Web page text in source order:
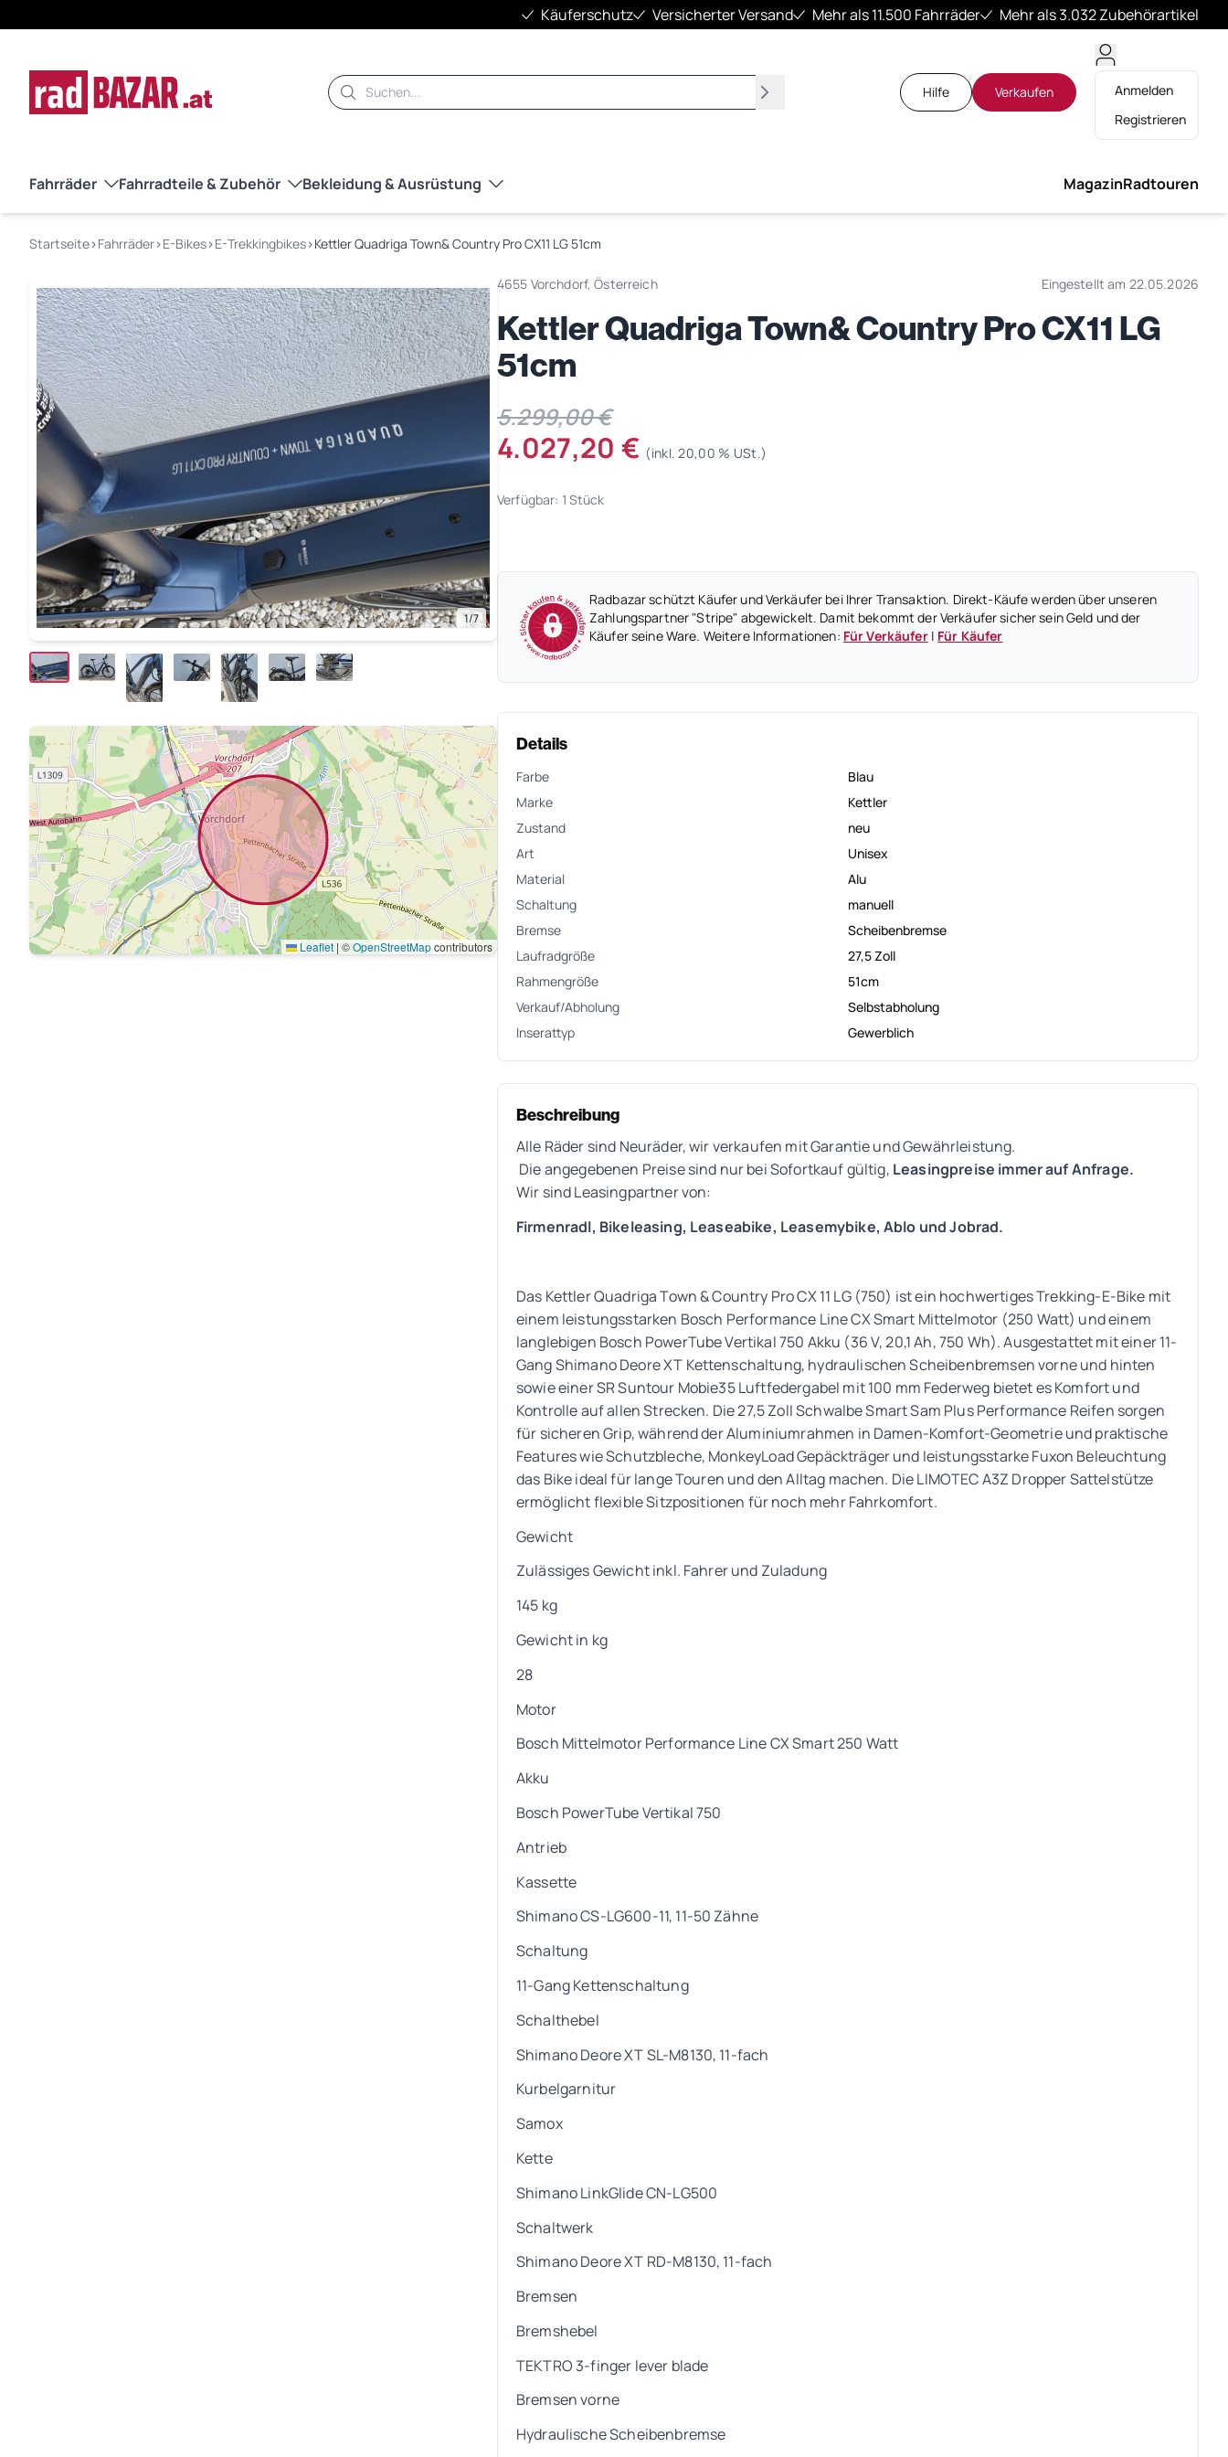
Käuferschutz Versicherter Versand Mehr als 11.500 Fahrräder Mehr als 3.032 Zubehörartikel
Suche
Suchen
Hilfe Verkaufen
Anmelden
Registrieren
Fahrräder Fahrradteile & Zubehör Bekleidung & Ausrüstung MagazinRadtouren
Startseite›Fahrräder›E-Bikes›E-Trekkingbikes›Kettler Quadriga Town& Country Pro CX11 LG 51cm
1/7
Leaflet |©OpenStreetMapcontributors
4655 Vorchdorf, Österreich Eingestellt am 22.05.2026
Kettler Quadriga Town& Country Pro CX11 LG
51cm
5.299,00 €
4.027,20 € (inkl. 20,00 % USt.)
Verfügbar: 1 Stück
Radbazar schützt Käufer und Verkäufer bei Ihrer Transaktion. Direkt-Käufe werden über unseren
Zahlungspartner "Stripe" abgewickelt. Damit bekommt der Verkäufer sicher sein Geld und der
Käufer seine Ware. Weitere Informationen: Für Verkäufer| Für Käufer
Details
Farbe
Blau
Marke
Kettler
Zustand
neu
Art
Unisex
Material
Alu
Schaltung
manuell
Bremse
Scheibenbremse
Laufradgröße
27,5 Zoll
Rahmengröße
51cm
Verkauf/Abholung
Selbstabholung
Inserattyp
Gewerblich
Beschreibung
Alle Räder sind Neuräder, wir verkaufen mit Garantie und Gewährleistung.
Die angegebenen Preise sind nur bei Sofortkauf gültig, Leasingpreise immer auf Anfrage.
Wir sind Leasingpartner von:
Firmenradl, Bikeleasing, Leaseabike, Leasemybike, Ablo und Jobrad.
Das Kettler Quadriga Town & Country Pro CX 11 LG (750) ist ein hochwertiges Trekking-E-Bike mit
einem leistungsstarken Bosch Performance Line CX Smart Mittelmotor (250 Watt) und einem
langlebigen Bosch PowerTube Vertikal 750 Akku (36 V, 20,1 Ah, 750 Wh). Ausgestattet mit einer 11-
Gang Shimano Deore XT Kettenschaltung, hydraulischen Scheibenbremsen vorne und hinten
sowie einer SR Suntour Mobie35 Luftfedergabel mit 100 mm Federweg bietet es Komfort und
Kontrolle auf allen Strecken. Die 27,5 Zoll Schwalbe Smart Sam Plus Performance Reifen sorgen
für sicheren Grip, während der Aluminiumrahmen in Damen-Komfort-Geometrie und praktische
Features wie Schutzbleche, MonkeyLoad Gepäckträger und leistungsstarke Fuxon Beleuchtung
das Bike ideal für lange Touren und den Alltag machen. Die LIMOTEC A3Z Dropper Sattelstütze
ermöglicht flexible Sitzpositionen für noch mehr Fahrkomfort.
Gewicht
Zulässiges Gewicht inkl. Fahrer und Zuladung
145 kg
Gewicht in kg
28
Motor
Bosch Mittelmotor Performance Line CX Smart 250 Watt
Akku
Bosch PowerTube Vertikal 750
Antrieb
Kassette
Shimano CS-LG600-11, 11-50 Zähne
Schaltung
11-Gang Kettenschaltung
Schalthebel
Shimano Deore XT SL-M8130, 11-fach
Kurbelgarnitur
Samox
Kette
Shimano LinkGlide CN-LG500
Schaltwerk
Shimano Deore XT RD-M8130, 11-fach
Bremsen
Bremshebel
TEKTRO 3-finger lever blade
Bremsen vorne
Hydraulische Scheibenbremse